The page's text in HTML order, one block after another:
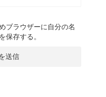
ブラウザーに自分の名
保存する。